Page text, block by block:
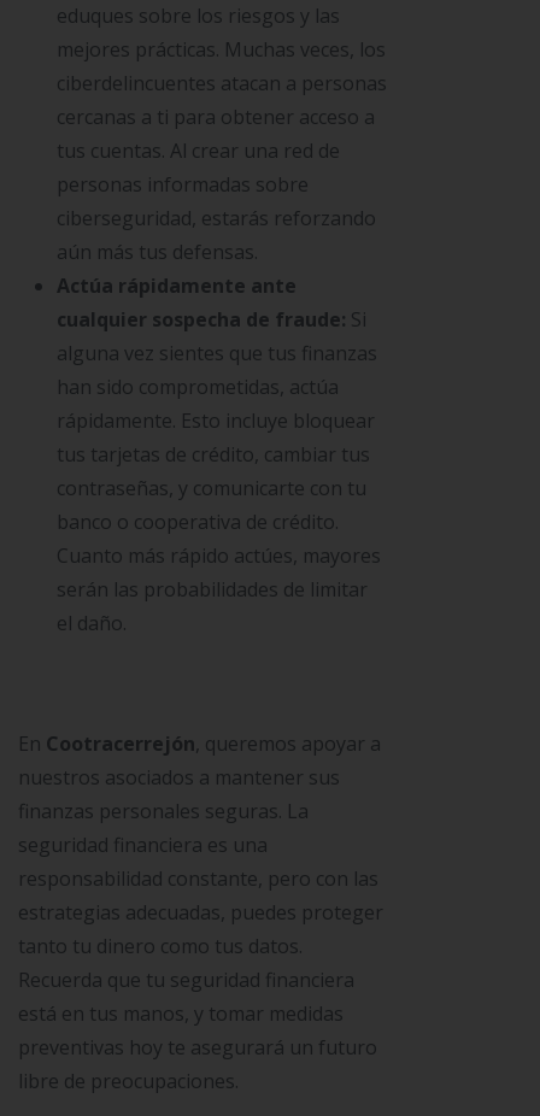
eduques sobre los riesgos y las
mejores prácticas. Muchas veces, los
ciberdelincuentes atacan a personas
cercanas a ti para obtener acceso a
tus cuentas. Al crear una red de
personas informadas sobre
ciberseguridad, estarás reforzando
aún más tus defensas.
Actúa rápidamente ante
cualquier sospecha de fraude: Si
alguna vez sientes que tus finanzas
han sido comprometidas, actúa
rápidamente. Esto incluye bloquear
tus tarjetas de crédito, cambiar tus
contraseñas, y comunicarte con tu
banco o cooperativa de crédito.
Cuanto más rápido actúes, mayores
serán las probabilidades de limitar
el daño.
En Cootracerrejón, queremos apoyar a
nuestros asociados a mantener sus
finanzas personales seguras. La
seguridad financiera es una
responsabilidad constante, pero con las
estrategias adecuadas, puedes proteger
tanto tu dinero como tus datos.
Recuerda que tu seguridad financiera
está en tus manos, y tomar medidas
preventivas hoy te asegurará un futuro
libre de preocupaciones.